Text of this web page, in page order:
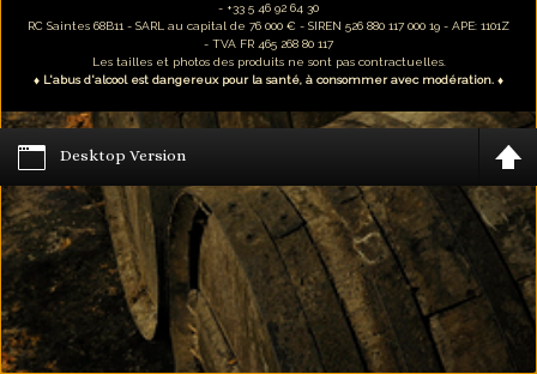
- +33 5 46 92 64 30
RC Saintes 68B11 - SARL au capital de 76 000 € - SIREN 526 880 117 000 19 - APE: 1101Z
- TVA FR 465 268 80 117
Les tailles et photos des produits ne sont pas contractuelles.
♦ L'abus d'alcool est dangereux pour la santé, à consommer avec modération. ♦
Desktop Version